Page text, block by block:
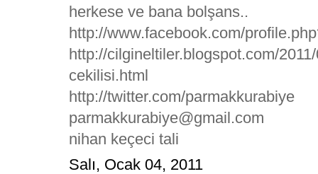
herkese ve bana bolşans..
http://www.facebook.com/
http://cilgineltiler.blogspot.com/
cekilisi.html
http://twitter.com/parmakkurabiye
parmakkurabiye@gmail.com
nihan keçeci tali
Salı, Ocak 04, 2011